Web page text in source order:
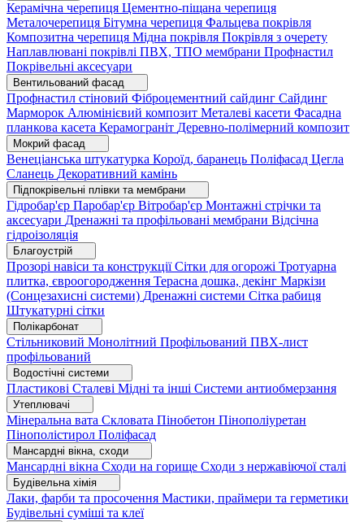
Керамічна черепиця Цементно-піщана черепиця
Металочерепиця Бітумна черепиця Фальцева покрівля
Композитна черепиця Мідна покрівля Покрівля з очерету
Наплавлювані покрівлі ПВХ, ТПО мембрани Профнастил
Покрівельні аксесуари
Вентильований фасад
Профнастил стіновий Фіброцементний сайдинг Сайдинг
Марморок Алюмінієвий композит Металеві касети Фасадна
планкова касета Керамограніт Деревно-полімерний композит
Мокрий фасад
Венеціанська штукатурка Короїд, баранець Поліфасад Цегла
Сланець Декоративний камінь
Підпокрівельні плівки та мембрани
Гідробар'єр Паробар'єр Вітробар'єр Монтажні стрічки та
аксесуари Дренажні та профільовані мембрани Відсічна
гідроізоляція
Благоустрій
Прозорі навіси та конструкціїСітки для огорожі Тротуарна
плитка, євроогородження Терасна дошка, декінг Маркізи
(Сонцезахисні системи) Дренажні системи Сітка рабиця
Штукатурні сітки
Полікарбонат
Стільниковий Монолітний Профільований ПВХ-лист
профільований
Водостічні системи
Пластикові Сталеві Мідні та інші Системи антиобмерзання
Утеплювачі
Мінеральна вата Скловата Пінобетон Пінополіуретан
Пінополістирол Поліфасад
Мансардні вікна, сходи
Мансардні вікна Сходи на горище Сходи з нержавіючої сталі
Будівельна хімія
Лаки, фарби та просочення Мастики, праймери та герметики
Будівельні суміші та клеї